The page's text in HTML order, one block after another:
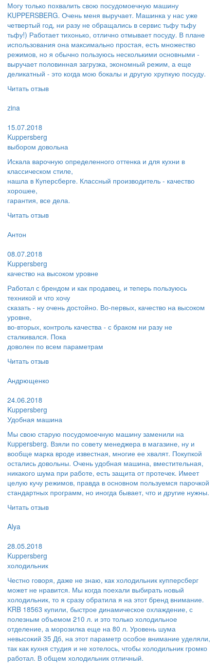
Могу только похвалить свою посудомоечную машину
KUPPERSBERG. Очень меня выручает. Машинка у нас уже
четвертый год, ни разу не обращались в сервис тьфу тьфу
тьфу!) Работает тихонько, отлично отмывает посуду. В плане
использования она максимально простая, есть множество
режимов, но я обычно пользуюсь несколькими основными -
выручает половинная загрузка, экономный режим, а еще
деликатный - это когда мою бокалы и другую хрупкую посуду.
Читать отзыв
zina
15.07.2018
Kuppersberg
выбором довольна
Искала варочную определенного оттенка и для кухни в
классическом стиле,
нашла в Куперсберге. Классный производитель - качество
хорошее,
гарантия, все дела.
Читать отзыв
Антон
08.07.2018
Kuppersberg
качество на высоком уровне
Работал с брендом и как продавец, и теперь пользуюсь
техникой и что хочу
сказать - ну очень достойно. Во-первых, качество на высоком
уровне,
во-вторых, контроль качества - с браком ни разу не
сталкивался. Пока
доволен по всем параметрам
Читать отзыв
Андрющенко
24.06.2018
Kuppersberg
Удобная машина
Мы свою старую посудомоечную машину заменили на
Кuppersberg. Взяли по совету менеджера в магазине, ну и
вообще марка вроде известная, многие ее хвалят. Покупкой
остались довольны. Очень удобная машина, вместительная,
никакого шума при работе, есть защита от протечек. Имеет
целую кучу режимов, правда в основном пользуемся парочкой
стандартных программ, но иногда бывает, что и другие нужны.
Читать отзыв
Alya
28.05.2018
Kuppersberg
холодильник
Честно говоря, даже не знаю, как холодильник купперсберг
может не нравится. Мы когда поехали выбирать новый
холодильник, то я сразу обратила я на этот бренд внимание.
KRB 18563 купили, быстрое динамическое охлаждение, с
полезным объемом 210 л. и это только холодильное
отделение, а морозилка еще на 80 л. Уровень шума
невысокий 35 Дб, на этот параметр особое внимание уделяли,
так как кухня студия и не хотелось, чтобы холодильник громко
работал. В общем холодильник отличный.